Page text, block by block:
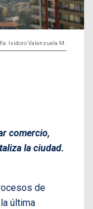
Isidoro Valenzuela M.
comercio,
la ciudad.
de
última